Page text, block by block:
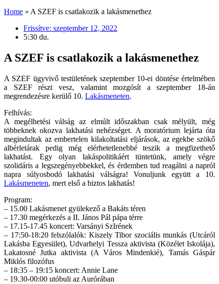
Home » A SZEF is csatlakozik a lakásmenethez
Frissítve: szeptember 12, 2022
5:30 du.
A SZEF is csatlakozik a lakásmenethez
A SZEF ügyvivő testületének szeptember 10-ei döntése értelmében
a SZEF részt vesz, valamint mozgósít a szeptember 18-án
megrendezésre kerülő 10. Lakásmeneten.
Felhívás:
A megélhetési válság az elmúlt időszakban csak mélyült, még
többeknek okozva lakhatási nehézséget. A moratórium lejárta óta
megindultak az embertelen kilakoltatási eljárások, az egekbe szökő
albérletárak pedig még elérhetetlenebbé teszik a megfizethető
lakhatást. Egy olyan lakáspolitikáért tüntetünk, amely végre
szolidáris a legszegényebbekkel, és érdemben tud reagálni a napról
napra súlyosbodó lakhatási válságra! Vonuljunk együtt a 10.
Lakásmeneten, mert első a biztos lakhatás!
Program:
– 15.00 Lakásmenet gyülekező a Bakáts téren
– 17.30 megérkezés a II. János Pál pápa térre
– 17.15-17.45 koncert: Varsányi SzIrének
– 17:50-18:20 felszólalók: Kiszely Tibor szociális munkás (Utcáról
Lakásba Egyesület), Udvarhelyi Tessza aktivista (Közélet Iskolája),
Lakatosné Jutka aktivista (A Város Mindenkié), Tamás Gáspár
Miklós filozófus
– 18:35 – 19:15 koncert: Annie Lane
– 19.30-00:00 utóbuli az Aurórában